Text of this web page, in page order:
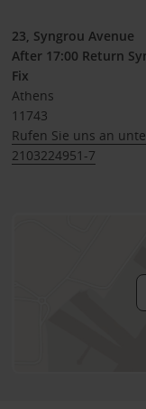
23, Syngrou Avenue
After 17:00 Return
Fix
Athens
11743
Rufen Sie uns an
2103224951-7